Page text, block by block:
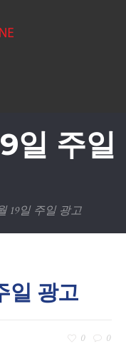
일 주일
19일 주일 광고
일 광고
0 0